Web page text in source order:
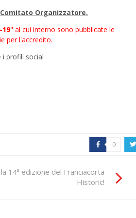
Organizzatore.
19" al cui interno sono pubblicate le
per l'accredito.
i profili social
b 0 a
14ª edizione del Franciacorta
Historic!